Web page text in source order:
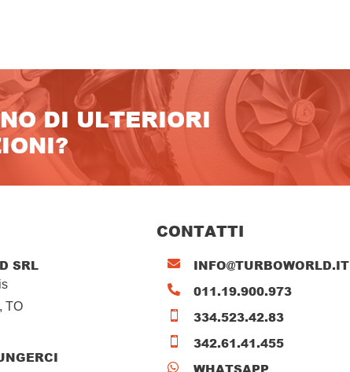
DI ULTERIORI
SRL
TO
CONTATTI
 INFO@TURBOWORLD.IT
 011.19.900.973
 334.523.42.83
 342.61.41.455
